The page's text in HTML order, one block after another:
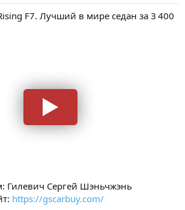
F7. Лучший в мире седан за 3 400
Гилевич Сергей Шэньчжэнь
https://gscarbuy.com/